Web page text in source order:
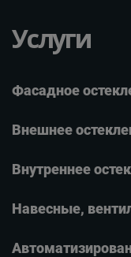
Услуги
Фасадное
Внешнее
Внутреннее
Навесные,